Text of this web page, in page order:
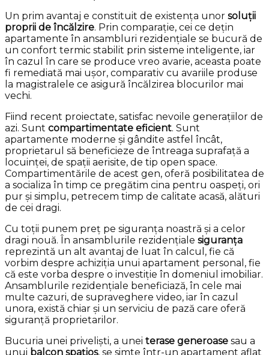
Un prim avantaj e constituit de existența unor soluții
proprii de încălzire. Prin comparație, cei ce dețin
apartamente în ansambluri rezidențiale se bucură de
un confort termic stabilit prin sisteme inteligente, iar
în cazul în care se produce vreo avarie, aceasta poate
fi remediată mai ușor, comparativ cu avariile produse
la magistralele ce asigură încălzirea blocurilor mai
vechi.
Fiind recent proiectate, satisfac nevoile generațiilor de
azi. Sunt compartimentate eficient. Sunt
apartamente moderne și gândite astfel încât,
proprietarul să beneficieze de întreaga suprafață a
locuinței, de spații aerisite, de tip open space.
Compartimentările de acest gen, oferă posibilitatea de
a socializa în timp ce pregătim cina pentru oaspeți, ori
pur și simplu, petrecem timp de calitate acasă, alături
de cei dragi.
Cu toții punem preț pe siguranța noastră și a celor
dragi nouă. În ansamblurile rezidențiale siguranța
reprezintă un alt avantaj de luat în calcul, fie că
vorbim despre achiziția unui apartament personal, fie
că este vorba despre o investiție în domeniul imobiliar.
Ansamblurile rezidențiale beneficiază, în cele mai
multe cazuri, de supraveghere video, iar în cazul
unora, există chiar și un serviciu de pază care oferă
siguranță proprietarilor.
Bucuria unei priveliști, a unei terase generoase sau a
unui balcon spațios, se simte într-un apartament aflat